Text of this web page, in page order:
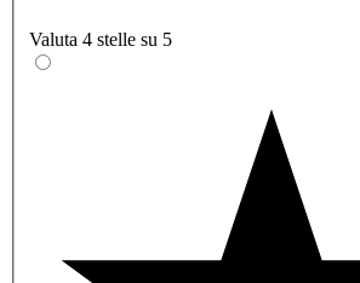
Valuta 4 stelle su 5